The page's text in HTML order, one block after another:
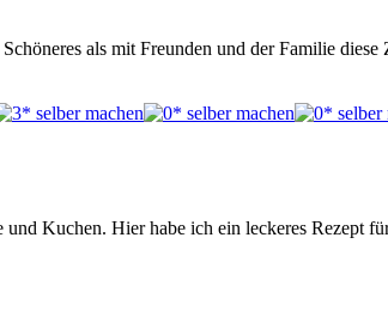
als mit Freunden und der Familie diese
Kuchen. Hier habe ich ein leckeres Rezept